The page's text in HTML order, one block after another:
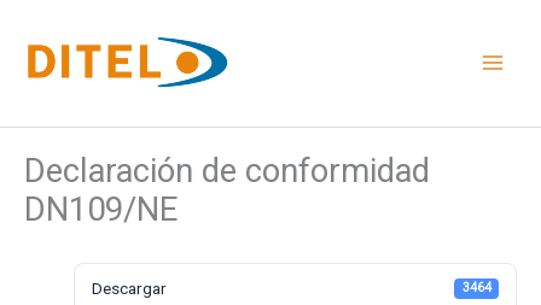
contenido
Declaración de conformidad
DN109/NE
Descargar 3464